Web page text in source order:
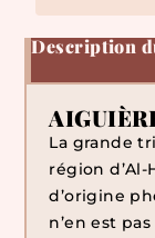
Description
La grande
région
d’origine
n’en est